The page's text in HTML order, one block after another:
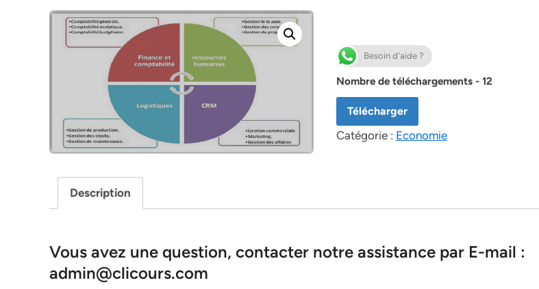
Besoin d'aide ?
Nombre de téléchargements - 12
Télécharger
Catégorie : Economie
Description
Vous avez une question, contacter notre assistance par E-mail :
admin@clicours.com